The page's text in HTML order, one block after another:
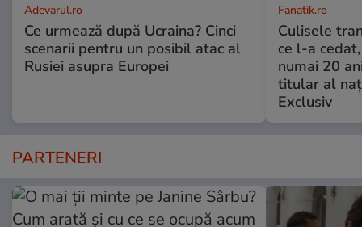
Adevarul.ro
Ce urmează după Ucraina? Cinci
scenarii pentru un posibil atac al
Rusiei asupra Europei
Fanatik.ro
Culisele
ce l-a
numai 20
titular al
Exclusiv
PARTENERI